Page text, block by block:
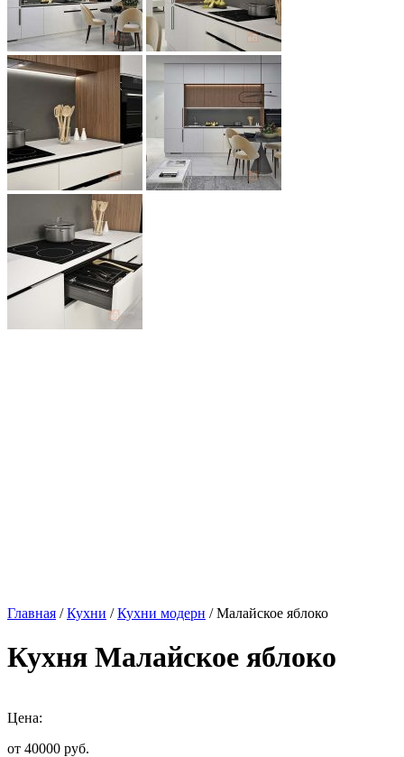
Главная /Кухни /Кухни модерн / Малайское яблоко
Кухня Малайское яблоко
Цена:
от 40000 руб.